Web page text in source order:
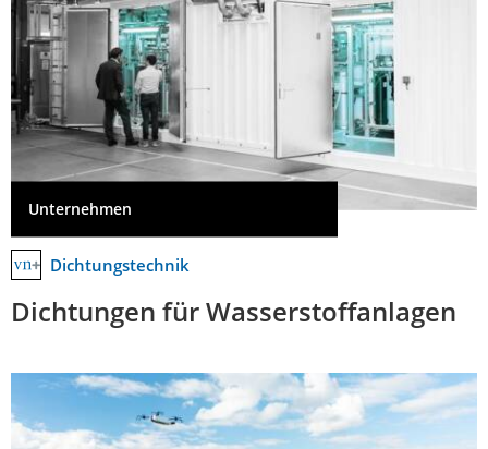
Unternehmen
Dichtungstechnik
Dichtungen für Wasserstoffanlagen